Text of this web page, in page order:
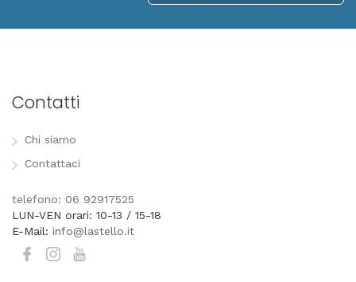
Contatti
Chi siamo
Contattaci
telefono: 06 92917525
LUN-VEN orari: 10-13 / 15-18
E-Mail: info@lastello.it